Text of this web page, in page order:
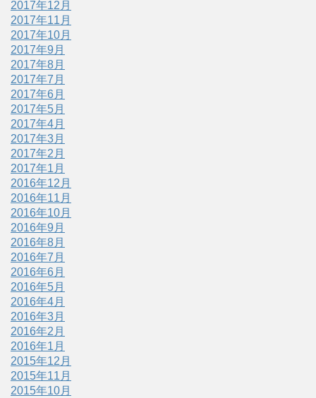
2017年12月
2017年11月
2017年10月
2017年9月
2017年8月
2017年7月
2017年6月
2017年5月
2017年4月
2017年3月
2017年2月
2017年1月
2016年12月
2016年11月
2016年10月
2016年9月
2016年8月
2016年7月
2016年6月
2016年5月
2016年4月
2016年3月
2016年2月
2016年1月
2015年12月
2015年11月
2015年10月